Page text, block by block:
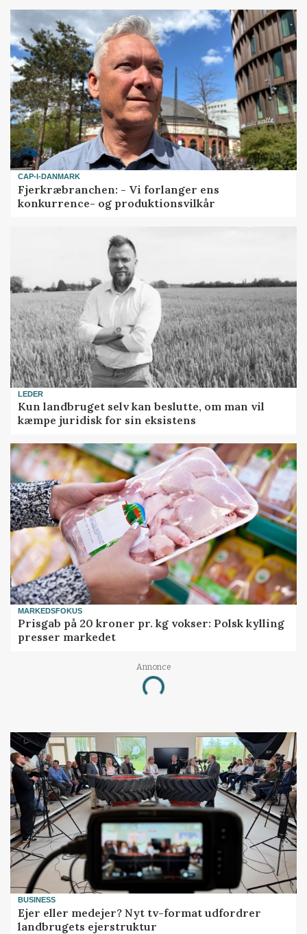
CAP-I-DANMARK
Fjerkræbranchen: - Vi forlanger ens
konkurrence- og produktionsvilkår
LEDER
Kun landbruget selv kan beslutte, om man vil
kæmpe juridisk for sin eksistens
MARKEDSFOKUS
Prisgab på 20 kroner pr. kg vokser: Polsk kylling
presser markedet
Annonce
Loading...
BUSINESS
Ejer eller medejer? Nyt tv-format udfordrer
landbrugets ejerstruktur